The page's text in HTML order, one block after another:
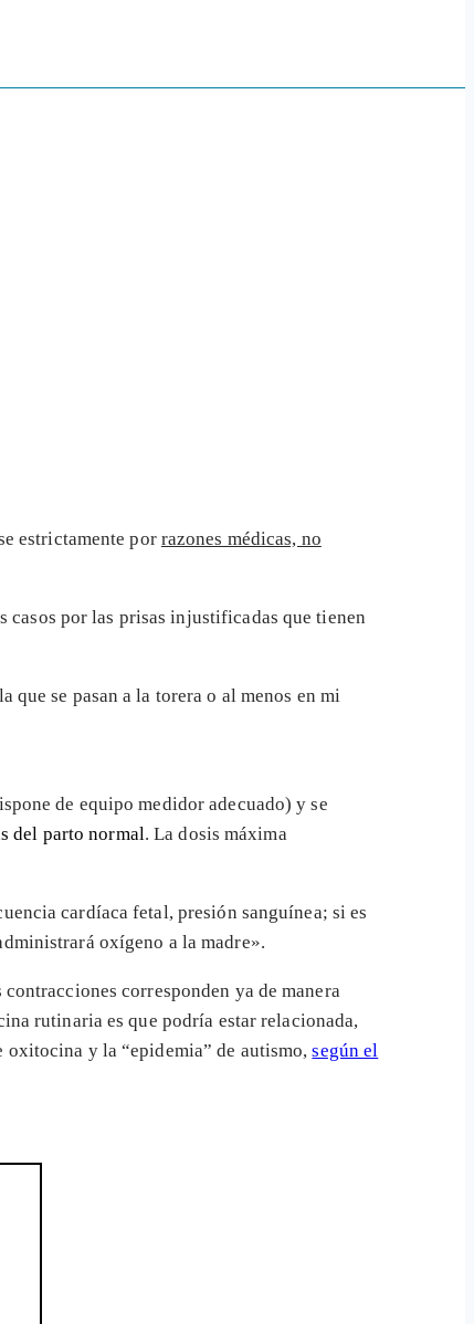
estrictamente por razones médicas, no
casos por las prisas injustificadas que tienen
que se pasan a la torera o al menos en mi
de equipo medidor adecuado) y se
del parto normal. La dosis máxima
cardíaca fetal, presión sanguínea; si es
oxígeno a la madre».
contracciones corresponden ya de manera
rutinaria es que podría estar relacionada,
oxitocina y la “epidemia” de autismo,según el